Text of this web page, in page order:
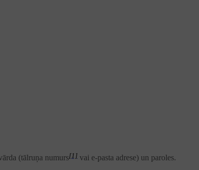
(tālruņa numurs[1] vai e-pasta adrese) un paroles.